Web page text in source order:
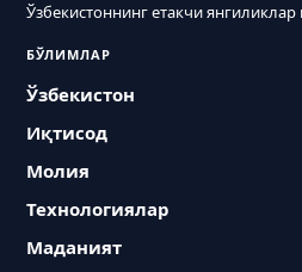
Ўзбекистоннинг етакчи
БЎЛИМЛАР
Ўзбекистон
Иқтисод
Молия
Технологиялар
Маданият